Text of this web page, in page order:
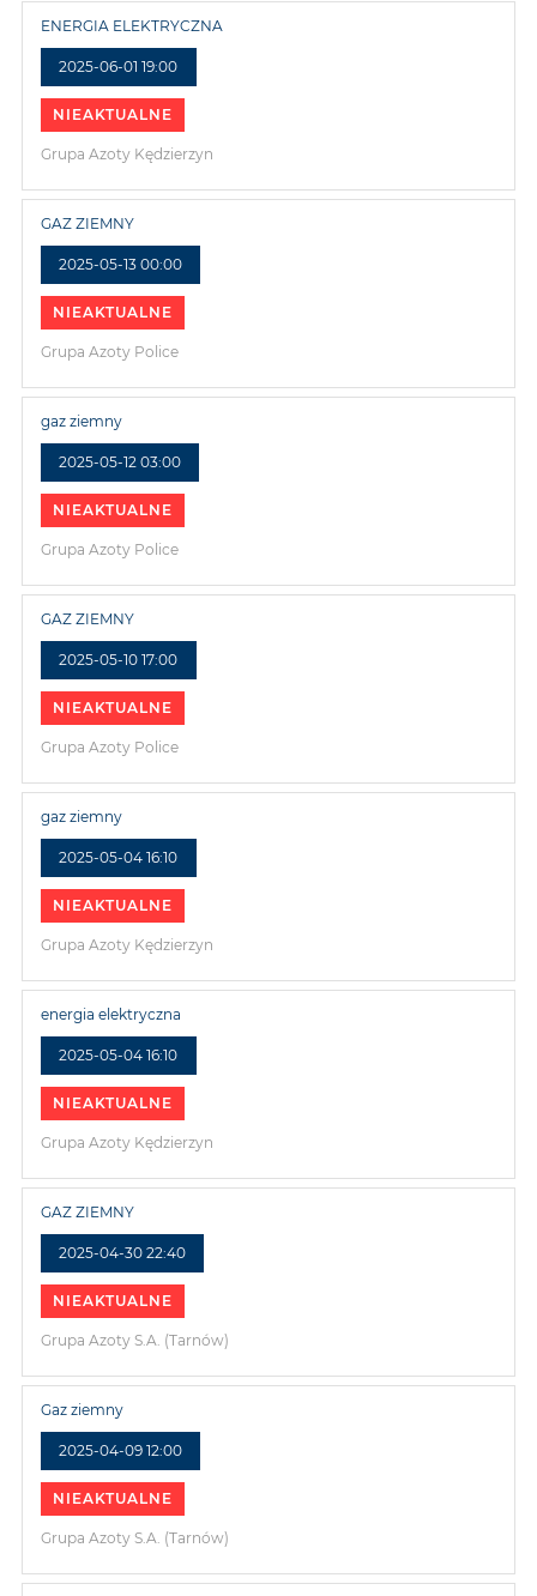
2025-06-01 19:00
ENERGIA ELEKTRYCZNA
NIEAKTUALNE
Grupa Azoty Kędzierzyn
2025-05-13 00:00
GAZ ZIEMNY
NIEAKTUALNE
Grupa Azoty Police
2025-05-12 03:00
gaz ziemny
NIEAKTUALNE
Grupa Azoty Police
2025-05-10 17:00
GAZ ZIEMNY
NIEAKTUALNE
Grupa Azoty Police
2025-05-04 16:10
gaz ziemny
NIEAKTUALNE
Grupa Azoty Kędzierzyn
2025-05-04 16:10
energia elektryczna
NIEAKTUALNE
Grupa Azoty Kędzierzyn
2025-04-30 22:40
GAZ ZIEMNY
NIEAKTUALNE
Grupa Azoty S.A. (Tarnów)
2025-04-09 12:00
Gaz ziemny
NIEAKTUALNE
Grupa Azoty S.A. (Tarnów)